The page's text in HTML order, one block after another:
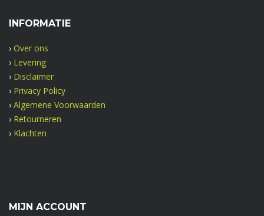
INFORMATIE
› Over ons
› Levering
› Disclaimer
› Privacy Policy
› Algemene Voorwaarden
› Retourneren
› Klachten
MIJN ACCOUNT